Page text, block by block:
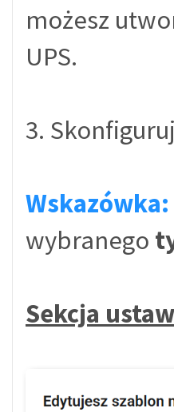
możesz
UPS.
3.
Wskazówka:
wybranego
Sekcja